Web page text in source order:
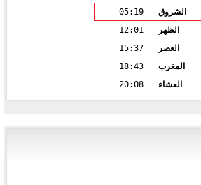
الشروق
05:19
الظهر
12:01
العصر
15:37
المغرب
18:43
العشاء
20:08